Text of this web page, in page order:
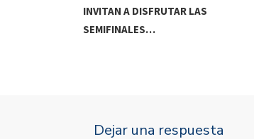
INVITAN A DISFRUTAR LAS
SEMIFINALES…
Dejar una respuesta